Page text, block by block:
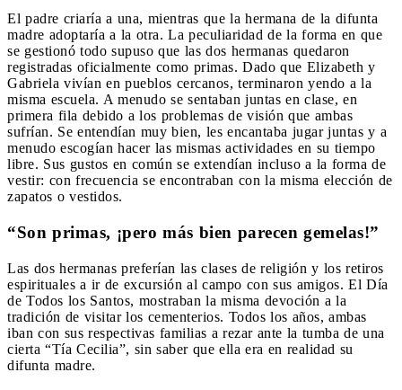
El padre criaría a una, mientras que la hermana de la difunta
madre adoptaría a la otra. La peculiaridad de la forma en que
se gestionó todo supuso que las dos hermanas quedaron
registradas oficialmente como primas. Dado que Elizabeth y
Gabriela vivían en pueblos cercanos, terminaron yendo a la
misma escuela. A menudo se sentaban juntas en clase, en
primera fila debido a los problemas de visión que ambas
sufrían. Se entendían muy bien, les encantaba jugar juntas y a
menudo escogían hacer las mismas actividades en su tiempo
libre. Sus gustos en común se extendían incluso a la forma de
vestir: con frecuencia se encontraban con la misma elección de
zapatos o vestidos.
“Son primas, ¡pero más bien parecen gemelas!”
Las dos hermanas preferían las clases de religión y los retiros
espirituales a ir de excursión al campo con sus amigos. El Día
de Todos los Santos, mostraban la misma devoción a la
tradición de visitar los cementerios. Todos los años, ambas
iban con sus respectivas familias a rezar ante la tumba de una
cierta “Tía Cecilia”, sin saber que ella era en realidad su
difunta madre.